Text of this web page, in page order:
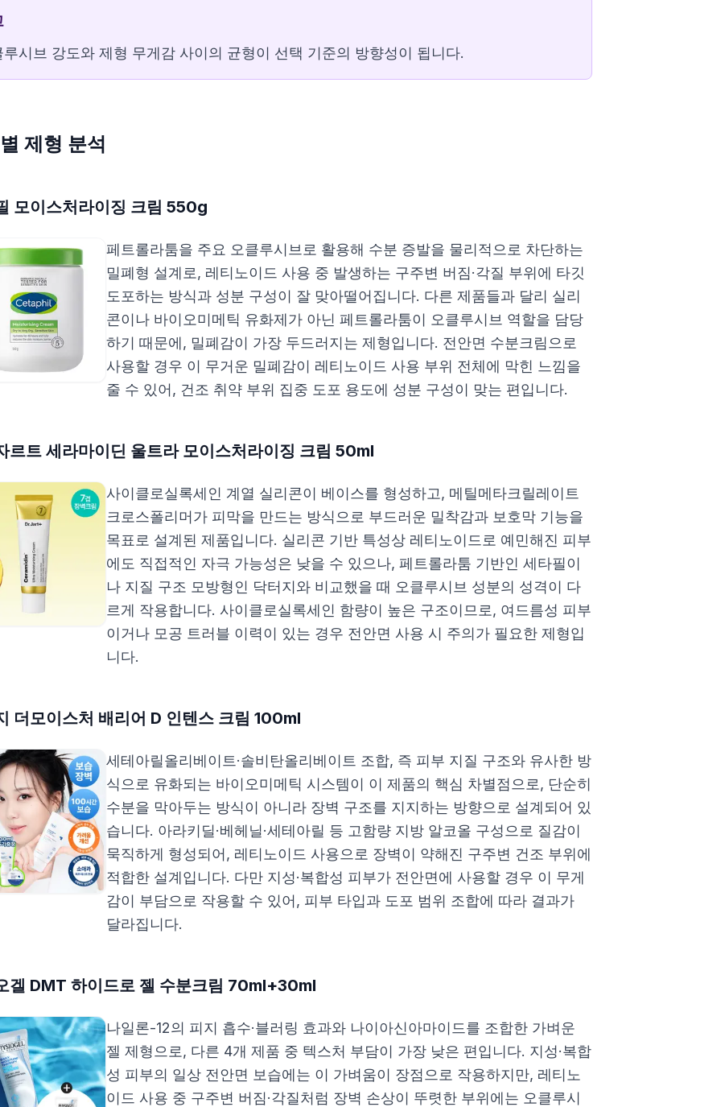
60ml
루시브 강도와 제형 무게감 사이의 균형이 선택 기준의 방향성이 됩니다.
제형 분석
모이스처라이징 크림 550g
페트롤라툼을 주요 오클루시브로 활용해 수분 증발을 물리적으로 차단하는
밀폐형 설계로, 레티노이드 사용 중 발생하는 구주변 버짐·각질 부위에 타깃
도포하는 방식과 성분 구성이 잘 맞아떨어집니다. 다른 제품들과 달리 실리
콘이나 바이오미메틱 유화제가 아닌 페트롤라툼이 오클루시브 역할을 담당
하기 때문에, 밀폐감이 가장 두드러지는 제형입니다. 전안면 수분크림으로
사용할 경우 이 무거운 밀폐감이 레티노이드 사용 부위 전체에 막힌 느낌을
줄 수 있어, 건조 취약 부위 집중 도포 용도에 성분 구성이 맞는 편입니다.
르트 세라마이딘 울트라 모이스처라이징 크림 50ml
사이클로실록세인 계열 실리콘이 베이스를 형성하고, 메틸메타크릴레이트
크로스폴리머가 피막을 만드는 방식으로 부드러운 밀착감과 보호막 기능을
목표로 설계된 제품입니다. 실리콘 기반 특성상 레티노이드로 예민해진 피부
에도 직접적인 자극 가능성은 낮을 수 있으나, 페트롤라툼 기반인 세타필이
나 지질 구조 모방형인 닥터지와 비교했을 때 오클루시브 성분의 성격이 다
르게 작용합니다. 사이클로실록세인 함량이 높은 구조이므로, 여드름성 피부
이거나 모공 트러블 이력이 있는 경우 전안면 사용 시 주의가 필요한 제형입
니다.
더모이스처 배리어 D 인텐스 크림 100ml
세테아릴올리베이트·솔비탄올리베이트 조합, 즉 피부 지질 구조와 유사한 방
식으로 유화되는 바이오미메틱 시스템이 이 제품의 핵심 차별점으로, 단순히
수분을 막아두는 방식이 아니라 장벽 구조를 지지하는 방향으로 설계되어 있
습니다. 아라키딜·베헤닐·세테아릴 등 고함량 지방 알코올 구성으로 질감이
묵직하게 형성되어, 레티노이드 사용으로 장벽이 약해진 구주변 건조 부위에
적합한 설계입니다. 다만 지성·복합성 피부가 전안면에 사용할 경우 이 무게
감이 부담으로 작용할 수 있어, 피부 타입과 도포 범위 조합에 따라 결과가
달라집니다.
겔 DMT 하이드로 젤 수분크림 70ml+30ml
나일론-12의 피지 흡수·블러링 효과와 나이아신아마이드를 조합한 가벼운
젤 제형으로, 다른 4개 제품 중 텍스처 부담이 가장 낮은 편입니다. 지성·복합
성 피부의 일상 전안면 보습에는 이 가벼움이 장점으로 작용하지만, 레티노
이드 사용 중 구주변 버짐·각질처럼 장벽 손상이 뚜렷한 부위에는 오클루시